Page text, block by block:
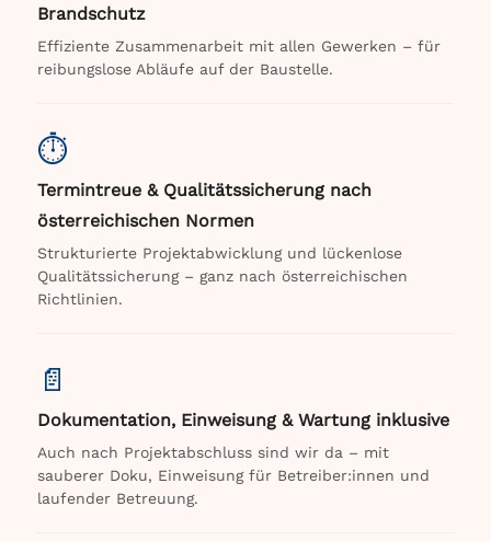
Brandschutz
Effiziente Zusammenarbeit mit allen Gewerken – für
reibungslose Abläufe auf der Baustelle.
⏱️
Termintreue & Qualitätssicherung nach
österreichischen Normen
Strukturierte Projektabwicklung und lückenlose
Qualitätssicherung – ganz nach österreichischen
Richtlinien.
📄
Dokumentation, Einweisung & Wartung inklusive
Auch nach Projektabschluss sind wir da – mit
sauberer Doku, Einweisung für Betreiber:innen und
laufender Betreuung.